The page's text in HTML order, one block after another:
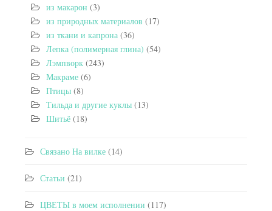
из макарон (3)
из природных материалов (17)
из ткани и капрона (36)
Лепка (полимерная глина) (54)
Лэмпворк (243)
Макраме (6)
Птицы (8)
Тильда и другие куклы (13)
Шитьё (18)
Связано На вилке (14)
Статьи (21)
ЦВЕТЫ в моем исполнении (117)